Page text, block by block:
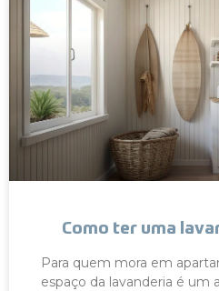
Como ter uma
Para quem mora em
espaço da lavanderia é